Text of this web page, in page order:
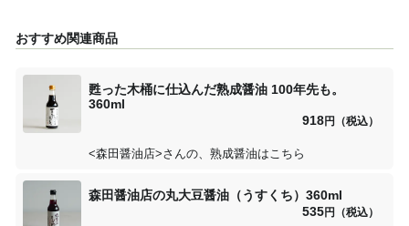
おすすめ関連商品
甦った木桶に仕込んだ熟成醤油 100年先も。
360ml
918円（税込）
<森田醤油店>さんの、熟成醤油はこちら
森田醤油店の丸大豆醤油（うすくち）360ml
535円（税込）